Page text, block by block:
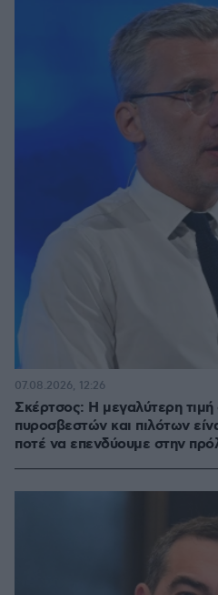
Σκέρτσος: Η μεγαλύτερη
πυροσβεστών και πιλότων
ποτέ να επενδύουμε στην
07.08.2026, 12:26